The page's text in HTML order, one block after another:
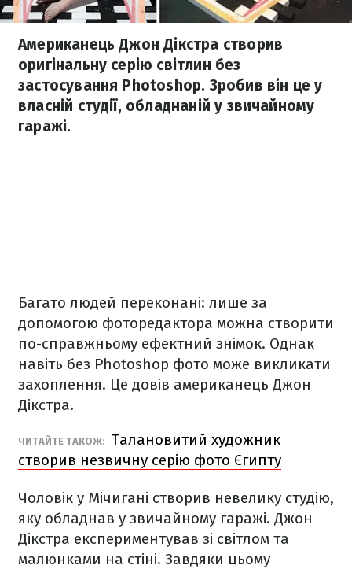
Американець Джон Дікстра створив
оригінальну серію світлин без
застосування Photoshop. Зробив він це у
власній студії, обладнаній у звичайному
гаражі.
Багато людей переконані: лише за
допомогою фоторедактора можна створити
по-справжньому ефектний знімок. Однак
навіть без Photoshop фото може викликати
захоплення. Це довів американець Джон
Дікстра.
ЧИТАЙТЕ ТАКОЖ: Талановитий художник
створив незвичну серію фото Єгипту
Чоловік у Мічигані створив невелику студію,
яку обладнав у звичайному гаражі. Джон
Дікстра експериментував зі світлом та
малюнками на стіні. Завдяки цьому